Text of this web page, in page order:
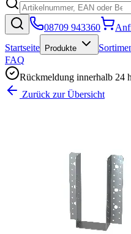
08709 943360
Startseite
Produkte
FAQ
Rückmeldung innerhalb 24 h
Zurück zur Übersicht